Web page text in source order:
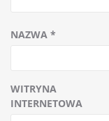
NAZWA *
WITRYNA
INTERNETOWA